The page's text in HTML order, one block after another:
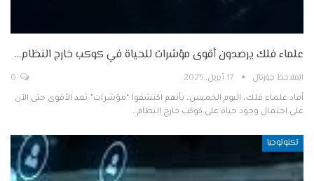
علماء فلك يرصدون أقوى مؤشرات للحياة في كوكب خارج النظام…
الملاحظ جورنال 17 أبريل, 2025
أفاد علماء فلك، اليوم الخميس، بأنهم اكتشفوا “مؤشرات” تعد الأقوى حتى الآن
على احتمال وجود حياة على كوكب خارج النظام…
تكنولوجيا